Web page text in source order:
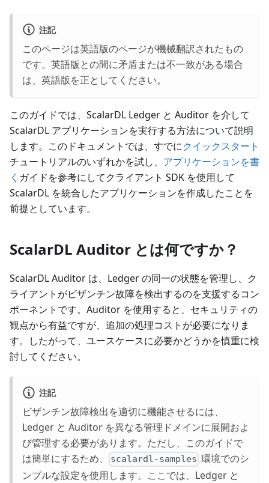
注記
このページは英語版のページが機械翻訳されたもの
です。英語版との間に矛盾または不一致がある場合
は、英語版を正としてください。
このガイドでは、ScalarDL Ledger と Auditor を介して
ScalarDL アプリケーションを実行する方法について説明
します。このドキュメントでは、すでにクイックスタート
チュートリアルのいずれかを試し、 アプリケーションを書
く ガイドを参考にしてクライアント SDK を使用して
ScalarDL を統合したアプリケーションを作成したことを
前提としています。
ScalarDL Auditor とは何ですか？
ScalarDL Auditor は、Ledger の同一の状態を管理し、ク
ライアントがビザンチン故障を検出するのを支援するコン
ポーネントです。Auditor を使用すると、セキュリティの
観点から有益ですが、追加の処理コストが必要になりま
す。したがって、ユースケースに必要かどうかを慎重に検
討してください。
注記
ビザンチン故障検出を適切に機能させるには、
Ledger と Auditor を異なる管理ドメインに展開およ
び管理する必要があります。ただし、このガイドで
は簡単にするため、
scalardl-samples 環境でのシ
ンプルな設定を使用します。ここでは、Ledger と